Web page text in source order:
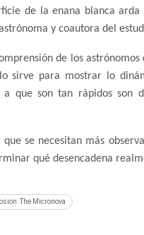
de la enana blanca
y coautora del
de los astrónomos
sirve para mostrar lo
a que son tan rápidos son
que se necesitan más
qué desencadena
The Micronova